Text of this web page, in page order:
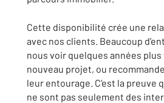
Cette disponibilité crée une
avec nos clients. Beaucoup
nous voir quelques années
nouveau projet, ou
leur entourage. C’est la preuve
ne sont pas seulement des